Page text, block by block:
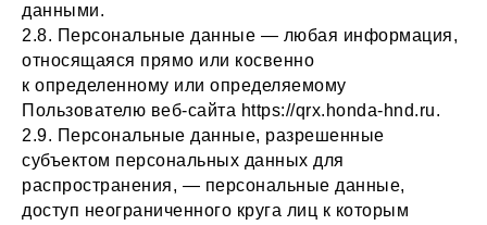
данными.
2.8. Персональные данные — любая информация,
относящаяся прямо или косвенно
к определенному или определяемому
Пользователю веб-сайта https://qrx.honda-hnd.ru.
2.9. Персональные данные, разрешенные
субъектом персональных данных для
распространения, — персональные данные,
доступ неограниченного круга лиц к которым